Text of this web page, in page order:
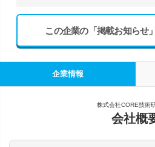
この企業の「掲載お知らせ
企業情報
株式会社CORE技術
会社概